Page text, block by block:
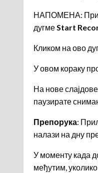
НАПОМЕНА:
дугмеStart
Кликом на ово
У овом кораку
На нове
паузирате
Препорука:
налази на дну
У моменту када
међутим,